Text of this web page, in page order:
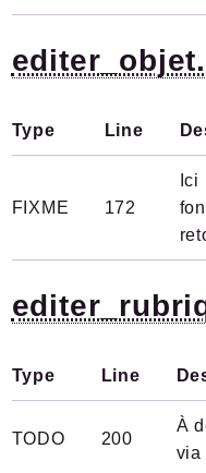
Type Line
FIXME 172
Type Line
TODO 200
À
via